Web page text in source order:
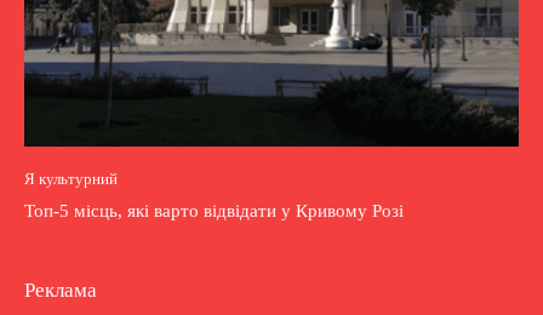
Я культурний
Топ-5 місць, які варто відвідати у Кривому Розі
Реклама